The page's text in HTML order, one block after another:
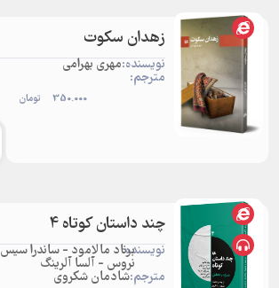
زهدان سکوت
نویسنده:مهری بهرامی
مترجم:
350.000 تومان
چند داستان کوتاه 4
نویسنده:برناد مالامود - ساندرا سیس
نروس - آلسا آلرینگ
مترجم:شادمان شکروی